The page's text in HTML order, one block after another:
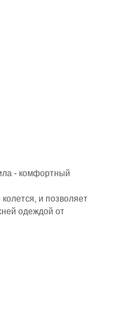
- комфортный
и позволяет
одеждой от